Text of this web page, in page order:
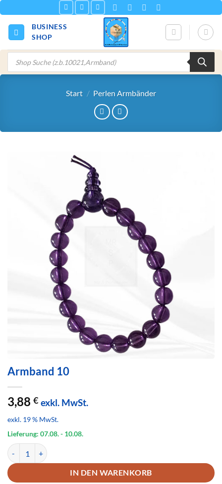
Inhalt
springen
BUSINESS
SHOP
Products
search
Start / Perlen Armbänder
Armband 10
3,88 € exkl. MwSt.
exkl. 19 % MwSt.
Lieferung: 07.08.- 10.08.
Armband 10 Menge
IN DEN WARENKORB